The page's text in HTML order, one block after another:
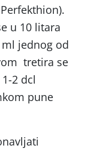
u 10 litara
jednog od
tretira se
2 dcl
pune